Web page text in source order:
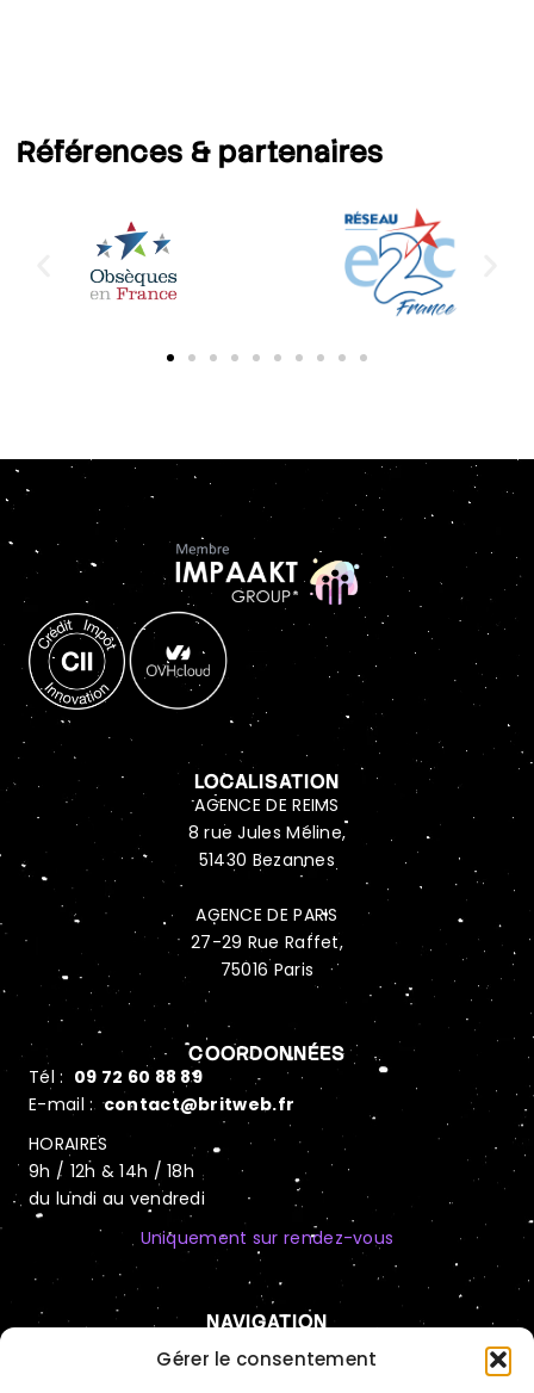
Gérer le consentement
Références& partenaires
LOCALISATION
AGENCE DE REIMS
8 rue Jules Méline,
51430 Bezannes
AGENCE DE PARIS
27-29 Rue Raffet,
75016 Paris
COORDONNÉES
Tél : 09 72 60 88 89
E-mail : contact@britweb.fr
HORAIRES
9h / 12h & 14h / 18h
du lundi au vendredi
Uniquement sur rendez-vous
NAVIGATION
Automatisation IA